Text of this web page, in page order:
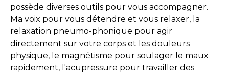
possède diverses outils pour vous accompagner.
Ma voix pour vous détendre et vous relaxer, la
relaxation pneumo-phonique pour agir
directement sur votre corps et les douleurs
physique, le magnétisme pour soulager le maux
rapidement, l'acupressure pour travailler des